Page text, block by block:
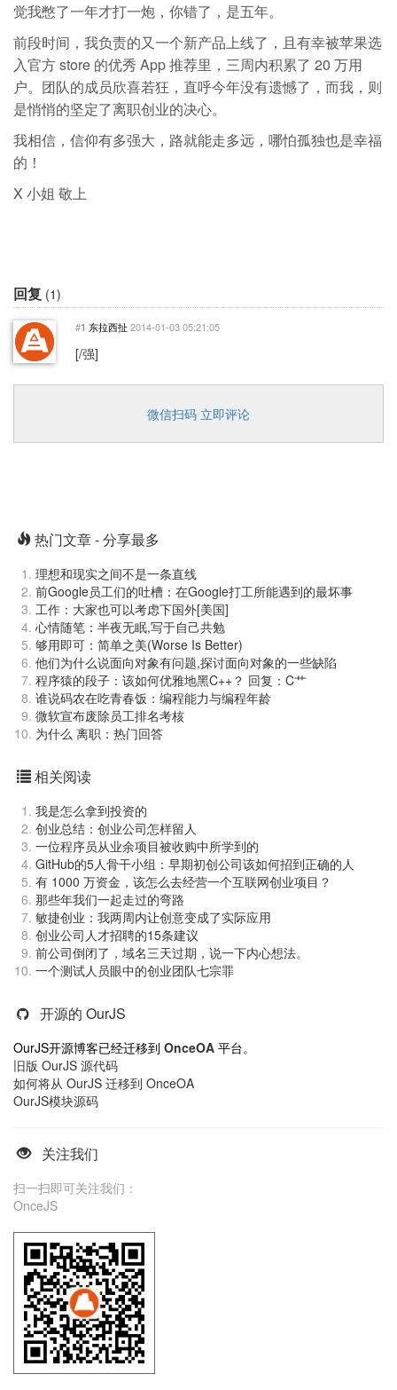
觉我憋了一年才打一炮，你错了，是五年。
前段时间，我负责的又一个新产品上线了，且有幸被苹果选
入官方 store 的优秀 App 推荐里，三周内积累了 20 万用
户。团队的成员欣喜若狂，直呼今年没有遗憾了，而我，则
是悄悄的坚定了离职创业的决心。
我相信，信仰有多强大，路就能走多远，哪怕孤独也是幸福
的！
X 小姐 敬上
回复 (1)
#1 东拉西扯2014-01-03 05:21:05
[/强]
微信扫码 立即评论
热门文章 - 分享最多
理想和现实之间不是一条直线
前Google员工们的吐槽：在Google打工所能遇到的最坏事
工作：大家也可以考虑下国外[美国]
心情随笔：半夜无眠,写于自己共勉
够用即可：简单之美(Worse Is Better)
他们为什么说面向对象有问题,探讨面向对象的一些缺陷
程序猿的段子：该如何优雅地黑C++？ 回复：C艹
谁说码农在吃青春饭：编程能力与编程年龄
微软宣布废除员工排名考核
为什么 离职：热门回答
相关阅读
我是怎么拿到投资的
创业总结：创业公司怎样留人
一位程序员从业余项目被收购中所学到的
GitHub的5人骨干小组：早期初创公司该如何招到正确的人
有 1000 万资金，该怎么去经营一个互联网创业项目？
那些年我们一起走过的弯路
敏捷创业：我两周内让创意变成了实际应用
创业公司人才招聘的15条建议
前公司倒闭了，域名三天过期，说一下内心想法。
一个测试人员眼中的创业团队七宗罪
开源的 OurJS
OurJS开源博客已经迁移到 OnceOA 平台。
旧版 OurJS 源代码
如何将从 OurJS 迁移到 OnceOA
OurJS模块源码
关注我们
扫一扫即可关注我们：
OnceJS